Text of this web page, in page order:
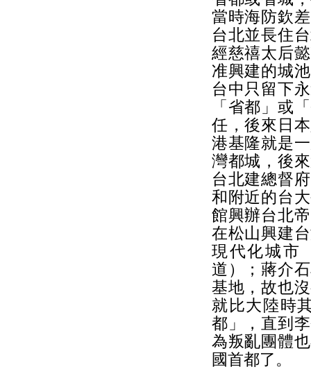
當時海防欽
台北並長住
經慈禧太后
准興建的城
台中只留下
「省都」或
任，後來日
港基隆就是
灣都城，後
台北建總督
和附近的台
館興辦台北
在松山興建
現代化城市
道）；蔣介
基地，故也
就比大陸時
都」，直到
為叛亂團體
國首都了。